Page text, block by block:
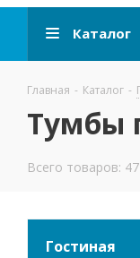
Каталог
Главная - Каталог -
Тумбы
Всего товаров: 47
Гостиная